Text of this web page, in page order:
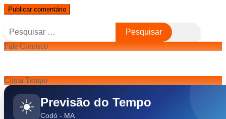
Pesquisar
por:
Fale Conosco
Clima Tempo
☀️ Previsão do Tempo
Codó - MA